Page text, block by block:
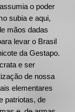
o poder
subia e aqui,
mãos dadas
levar o Brasil
da Gestapo.
e ser
de nossa
elementares
patriotas, de